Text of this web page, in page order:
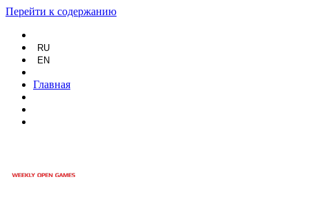
Перейти к содержанию
RU
EN
Главная